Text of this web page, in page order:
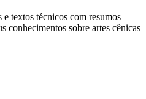
e textos técnicos com resumos
conhecimentos sobre artes cênicas